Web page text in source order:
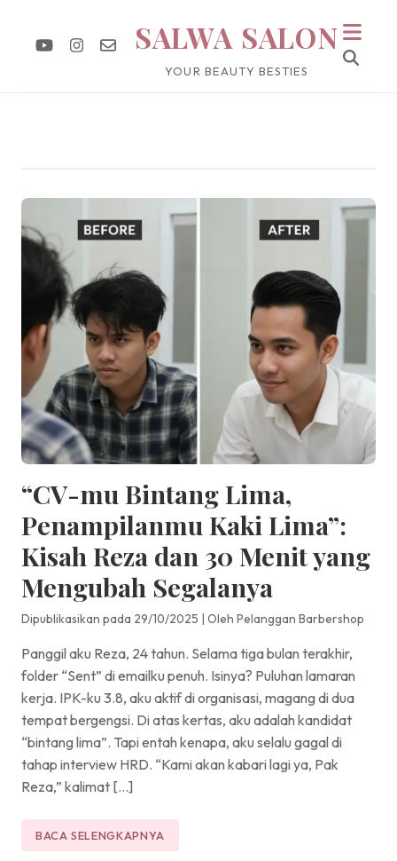
SALWA SALON
YOUR BEAUTY BESTIES
“CV-mu Bintang Lima,
Penampilanmu Kaki Lima”:
Kisah Reza dan 30 Menit yang
Mengubah Segalanya
Dipublikasikan pada 29/10/2025 | Oleh Pelanggan Barbershop
Panggil aku Reza, 24 tahun. Selama tiga bulan terakhir,
folder “Sent” di emailku penuh. Isinya? Puluhan lamaran
kerja. IPK-ku 3.8, aku aktif di organisasi, magang di dua
tempat bergengsi. Di atas kertas, aku adalah kandidat
“bintang lima”. Tapi entah kenapa, aku selalu gagal di
tahap interview HRD. “Kami akan kabari lagi ya, Pak
Reza,” kalimat […]
BACA SELENGKAPNYA